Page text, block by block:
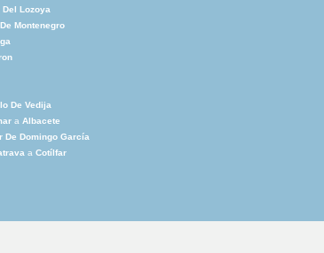
Del Lozoya
Montenegro
De Vedija
a Albacete
De Domingo García
a Cotílfar